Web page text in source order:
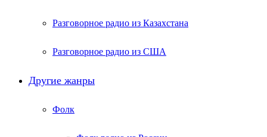
Разговорное радио из Казахстана
Разговорное радио из США
Другие жанры
Фолк